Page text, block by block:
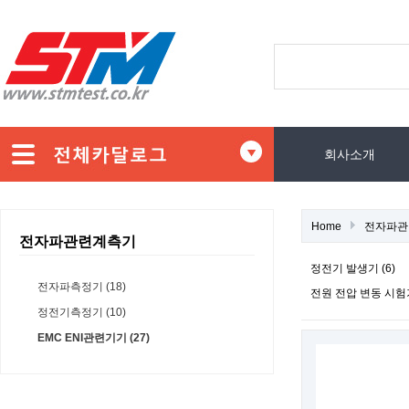
회사소개
전자파관련계측기
전자파측정기 (18)
정전기측정기 (10)
EMC ENI관련기기 (27)
Home 전자파
정전기 발생기 (6)
전원 전압 변동 시험